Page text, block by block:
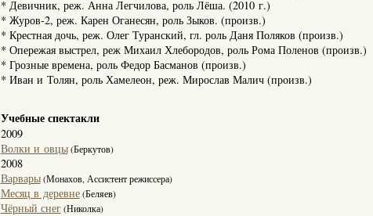
* Девичник, реж. Анна Легчилова, роль Лёша. (2010 г.)
* Журов-2, реж. Карен Оганесян, роль Зыков. (произв.)
* Крестная дочь, реж. Олег Туранский, гл. роль Даня Поляков (произв.)
* Опережая выстрел, реж Михаил Хлебородов, роль Рома Поленов (произв.)
* Грозные времена, роль Федор Басманов (произв.)
* Иван и Толян, роль Хамелеон, реж. Мирослав Малич (произв.)
Учебные спектакли
2009
Волки и овцы(Беркутов)
2008
Варвары(Монахов, Ассистент режиссера)
Месяц в деревне(Беляев)
Чёрный снег(Николка)